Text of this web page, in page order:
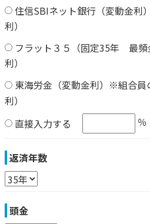
住信SBIネット銀行（変動金利
利）
フラット３５（固定35年 最頻
利）
東海労金（変動金利）※組合員
利）
直接入力する
％
返済年数
頭金